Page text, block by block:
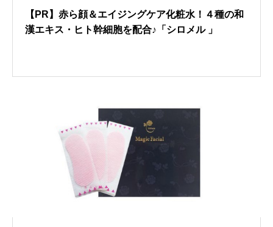
【PR】赤ら顔＆エイジングケア化粧水！４種の和
漢エキス・ヒト幹細胞を配合♪「シロメル 」